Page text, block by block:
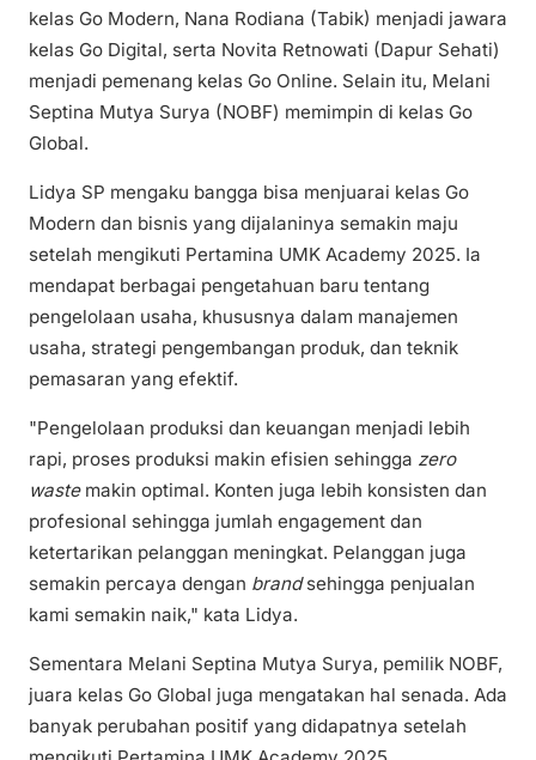
kelas Go Modern, Nana Rodiana (Tabik) menjadi jawara
kelas Go Digital, serta Novita Retnowati (Dapur Sehati)
menjadi pemenang kelas Go Online. Selain itu, Melani
Septina Mutya Surya (NOBF) memimpin di kelas Go
Global.
Lidya SP mengaku bangga bisa menjuarai kelas Go
Modern dan bisnis yang dijalaninya semakin maju
setelah mengikuti Pertamina UMK Academy 2025. Ia
mendapat berbagai pengetahuan baru tentang
pengelolaan usaha, khususnya dalam manajemen
usaha, strategi pengembangan produk, dan teknik
pemasaran yang efektif.
"Pengelolaan produksi dan keuangan menjadi lebih
rapi, proses produksi makin efisien sehingga zero
wastemakin optimal. Konten juga lebih konsisten dan
profesional sehingga jumlah engagement dan
ketertarikan pelanggan meningkat. Pelanggan juga
semakin percaya dengan brandsehingga penjualan
kami semakin naik," kata Lidya.
Sementara Melani Septina Mutya Surya, pemilik NOBF,
juara kelas Go Global juga mengatakan hal senada. Ada
banyak perubahan positif yang didapatnya setelah